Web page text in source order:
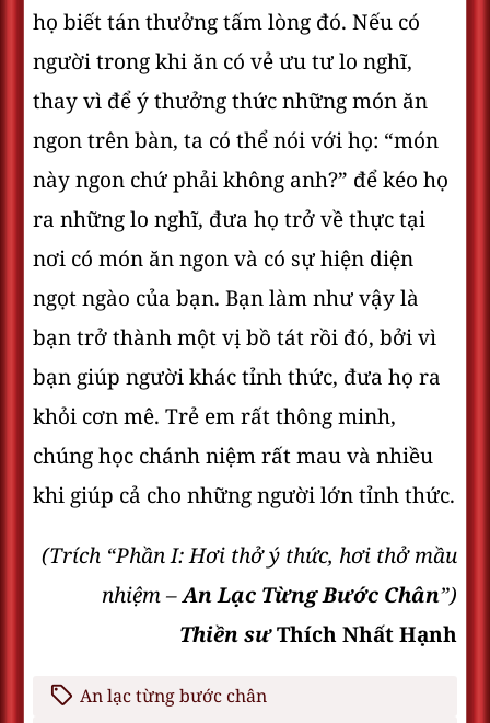
họ biết tán thưởng tấm lòng đó. Nếu có
người trong khi ăn có vẻ ưu tư lo nghĩ,
thay vì để ý thưởng thức những món ăn
ngon trên bàn, ta có thể nói với họ: “món
này ngon chứ phải không anh?” để kéo họ
ra những lo nghĩ, đưa họ trở về thực tại
nơi có món ăn ngon và có sự hiện diện
ngọt ngào của bạn. Bạn làm như vậy là
bạn trở thành một vị bồ tát rồi đó, bởi vì
bạn giúp người khác tỉnh thức, đưa họ ra
khỏi cơn mê. Trẻ em rất thông minh,
chúng học chánh niệm rất mau và nhiều
khi giúp cả cho những người lớn tỉnh thức.
(Trích “Phần I: Hơi thở ý thức, hơi thở mầu
nhiệm –An Lạc Từng Bước Chân”)
Thiền sưThích Nhất Hạnh
An lạc từng bước chân